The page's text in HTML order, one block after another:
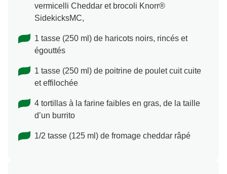
vermicelli Cheddar et brocoli Knorr®
SidekicksMC,
1 tasse (250 ml) de haricots noirs, rincés et
égouttés
1 tasse (250 ml) de poitrine de poulet cuit cuite
et effilochée
4 tortillas à la farine faibles en gras, de la taille
d’un burrito
1/2 tasse (125 ml) de fromage cheddar râpé